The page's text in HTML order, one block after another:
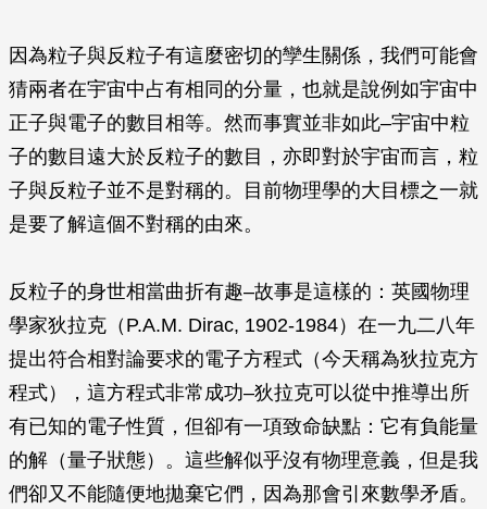
因為粒子與反粒子有這麼密切的孿生關係，我們可能會
猜兩者在宇宙中占有相同的分量，也就是說例如宇宙中
正子與電子的數目相等。然而事實並非如此–宇宙中粒
子的數目遠大於反粒子的數目，亦即對於宇宙而言，粒
子與反粒子並不是對稱的。目前物理學的大目標之一就
是要了解這個不對稱的由來。
反粒子的身世相當曲折有趣–故事是這樣的：英國物理
學家狄拉克（P.A.M. Dirac, 1902-1984）在一九二八年
提出符合相對論要求的電子方程式（今天稱為狄拉克方
程式），這方程式非常成功–狄拉克可以從中推導出所
有已知的電子性質，但卻有一項致命缺點：它有負能量
的解（量子狀態）。這些解似乎沒有物理意義，但是我
們卻又不能隨便地拋棄它們，因為那會引來數學矛盾。